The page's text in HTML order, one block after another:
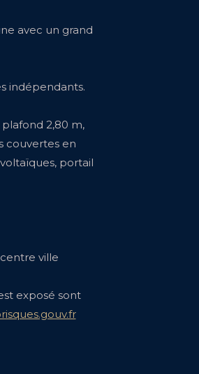
avec un grand
indépendants.
2,80 m,
couvertes en
portail
ville
exposé sont